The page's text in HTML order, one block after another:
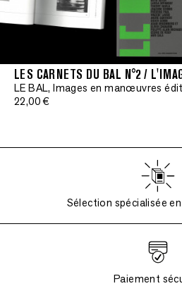
LES CARNETS DU BAL N°2 /
LE BAL, Images en manœuvres
22,00 €
Sélection spécialisée
Paiement